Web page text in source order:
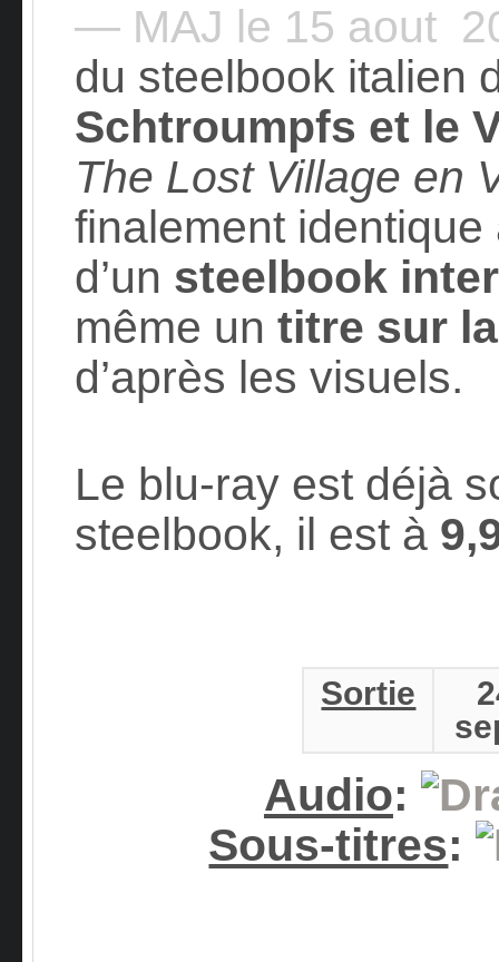
— MAJ le 15 aout
du steelbook italien
Schtroumpfs et le
The Lost Village en
finalement identique
d’un steelbook
même untitre sur
d’après les visuels.
Le blu-ray est déjà
steelbook, il est à
Sortie
Audio:
Sous-titres: